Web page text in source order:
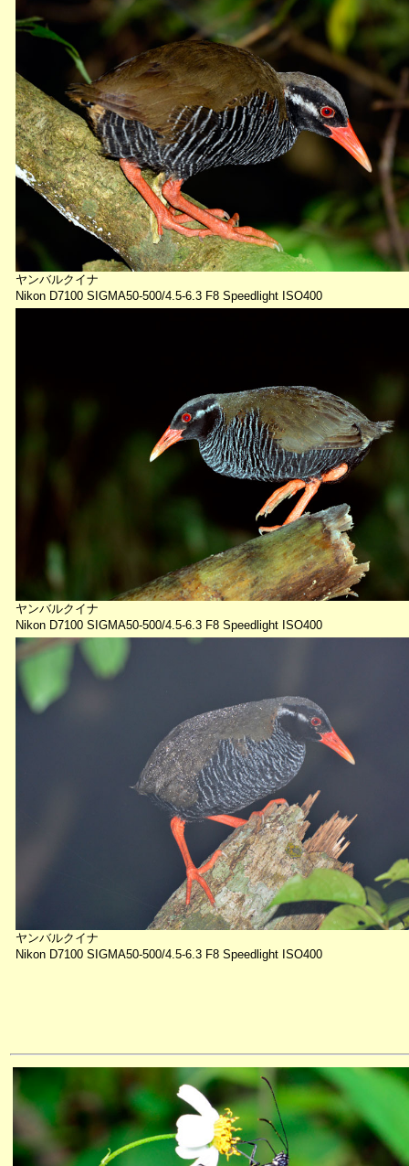
ヤンバルクイナ
Nikon D7100 SIGMA50-500/4.5-6.3 F8 Speedlight ISO400
ヤンバルクイナ
Nikon D7100 SIGMA50-500/4.5-6.3 F8 Speedlight ISO400
ヤンバルクイナ
Nikon D7100 SIGMA50-500/4.5-6.3 F8 Speedlight ISO400